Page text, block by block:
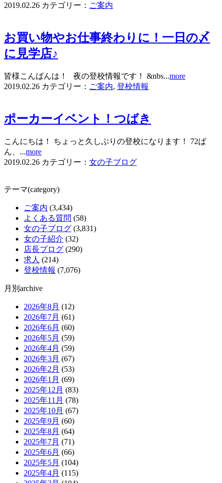
2019.02.26 カテゴリー： ご案内
お買い物やお仕事終わりに！一日の〆
に見学店♪
皆様こんばんは！ 夜の登校情報です！ &nbs...more
2019.02.26 カテゴリー： ご案内, 登校情報
ポーカーイベント！つばき
こんにちは！ ちょっと久しぶりの登校になります！ 72ば
ん、...more
2019.02.26 カテゴリー： 女の子ブログ
テーマ(category)
ご案内 (3,434)
よくある質問 (58)
女の子ブログ (3,831)
女の子紹介 (32)
店長ブログ (290)
求人 (214)
登校情報 (7,076)
月別archive
2026年8月 (12)
2026年7月 (61)
2026年6月 (60)
2026年5月 (59)
2026年4月 (59)
2026年3月 (67)
2026年2月 (53)
2026年1月 (69)
2025年12月 (83)
2025年11月 (78)
2025年10月 (67)
2025年9月 (60)
2025年8月 (64)
2025年7月 (71)
2025年6月 (66)
2025年5月 (104)
2025年4月 (115)